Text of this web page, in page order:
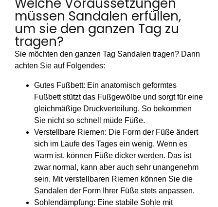
müssen Sandalen erfüllen,
um sie den ganzen Tag zu
tragen?
Sie möchten den ganzen Tag Sandalen tragen? Dann
achten Sie auf Folgendes:
Gutes Fußbett: Ein anatomisch geformtes
Fußbett stützt das Fußgewölbe und sorgt für eine
gleichmäßige Druckverteilung. So bekommen
Sie nicht so schnell müde Füße.
Verstellbare Riemen: Die Form der Füße ändert
sich im Laufe des Tages ein wenig. Wenn es
warm ist, können Füße dicker werden. Das ist
zwar normal, kann aber auch sehr unangenehm
sein. Mit verstellbaren Riemen können Sie die
Sandalen der Form Ihrer Füße stets anpassen.
Sohlendämpfung: Eine stabile Sohle mit